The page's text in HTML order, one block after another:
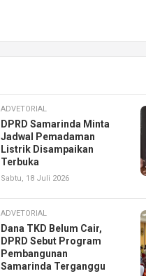
ADVETORIAL
DPRD Samarinda Minta
Jadwal Pemadaman
Listrik Disampaikan
Terbuka
Sabtu, 18 Juli 2026
ADVETORIAL
Dana TKD Belum Cair,
DPRD Sebut Program
Pembangunan
Samarinda Terganggu